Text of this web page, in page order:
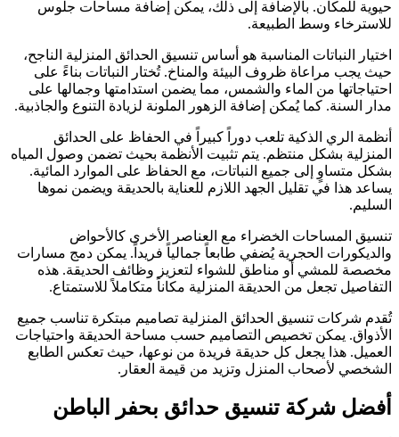
حيوية للمكان. بالإضافة إلى ذلك، يمكن إضافة مساحات جلوس
للاسترخاء وسط الطبيعة.
اختيار النباتات المناسبة هو أساس تنسيق الحدائق المنزلية الناجح،
حيث يجب مراعاة ظروف البيئة والمناخ. تُختار النباتات بناءً على
احتياجاتها من الماء والشمس، مما يضمن استدامتها وجمالها على
مدار السنة. كما يُمكن إضافة الزهور الملونة لزيادة التنوع والجاذبية.
أنظمة الري الذكية تلعب دوراً كبيراً في الحفاظ على الحدائق
المنزلية بشكل منتظم. يتم تثبيت الأنظمة بحيث تضمن وصول المياه
بشكل متساوٍ إلى جميع النباتات، مع الحفاظ على الموارد المائية.
يساعد هذا في تقليل الجهد اللازم للعناية بالحديقة ويضمن نموها
السليم.
تنسيق المساحات الخضراء مع العناصر الأخرى كالأحواض
والديكورات الحجرية يُضفي طابعاً جمالياً فريداً. يمكن دمج مسارات
مخصصة للمشي أو مناطق للشواء لتعزيز وظائف الحديقة. هذه
التفاصيل تجعل من الحديقة المنزلية مكاناً متكاملاً للاستمتاع.
تُقدم شركات تنسيق الحدائق المنزلية تصاميم مبتكرة تناسب جميع
الأذواق. يمكن تخصيص التصاميم حسب مساحة الحديقة واحتياجات
العميل. هذا يجعل كل حديقة فريدة من نوعها، حيث تعكس الطابع
الشخصي لأصحاب المنزل وتزيد من قيمة العقار.
أفضل شركة تنسيق حدائق بحفر الباطن